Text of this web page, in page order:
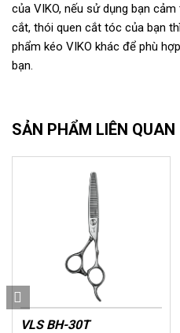
của VIKO, nếu sử dụng bạn
cắt, thói quen cắt tóc của bạn
phẩm kéo VIKO khác để phù
bạn.
SẢN PHẨM LIÊN QUAN
VLS BH-30T